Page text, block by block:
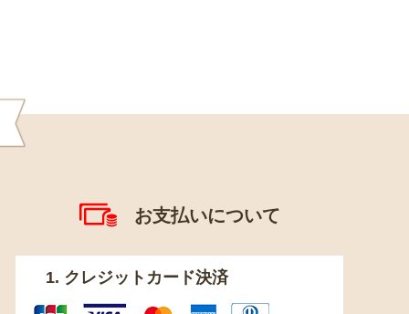
お支払いについて
1. クレジットカード決済